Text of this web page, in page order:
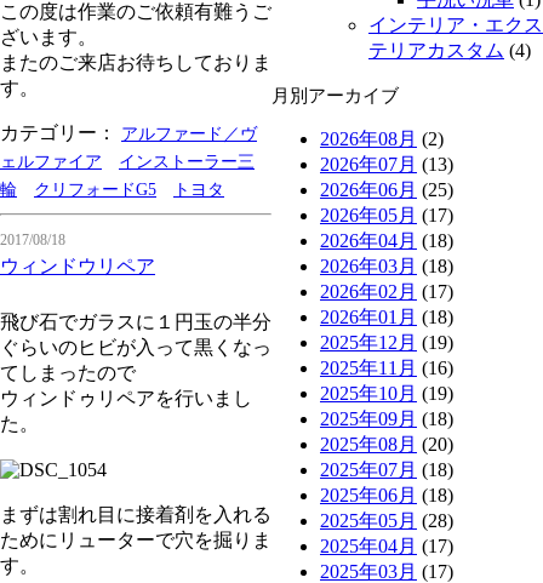
この度は作業のご依頼有難うご
ざいます。
またのご来店お待ちしておりま
す。
カテゴリー：
アルファード／ヴ
ェルファイア
インストーラー三
輪
クリフォードG5 トヨタ
2017/08/18
ウィンドウリペア
飛び石でガラスに１円玉の半分
ぐらいのヒビが入って黒くなっ
てしまったので
ウィンドゥリペアを行いまし
た。
まずは割れ目に接着剤を入れる
ためにリューターで穴を掘りま
す。
インテリア・エクス
テリアカスタム (4)
月別アーカイブ
2026年08月 (2)
2026年07月 (13)
2026年06月 (25)
2026年05月 (17)
2026年04月 (18)
2026年03月 (18)
2026年02月 (17)
2026年01月 (18)
2025年12月 (19)
2025年11月 (16)
2025年10月 (19)
2025年09月 (18)
2025年08月 (20)
2025年07月 (18)
2025年06月 (18)
2025年05月 (28)
2025年04月 (17)
2025年03月 (17)